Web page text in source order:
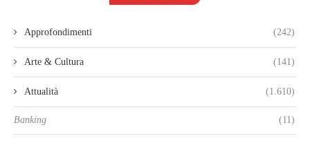
Approfondimenti (242)
Arte & Cultura (141)
Attualità (1.610)
Banking (11)